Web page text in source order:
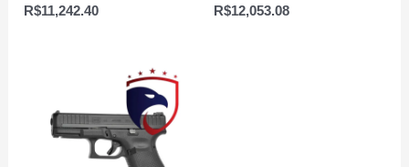
Avaliação
R$11,242.40
Avaliação
R$12,053.08